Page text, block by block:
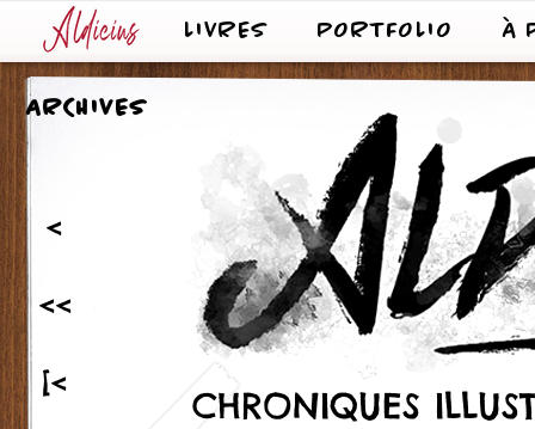
LIVRES PORTFOLIO À
<
[<
<<
ARCHIVES
CHRONIQUES